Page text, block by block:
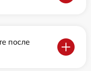
после